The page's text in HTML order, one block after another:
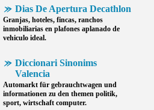
Dias De Apertura Decathlon
Granjas, hoteles, fincas, ranchos
inmobiliarias en plafones aplanado de
vehiculo ideal.
Diccionari Sinonims
Valencia
Automarkt für gebrauchtwagen und
informationen zu den themen politik,
sport, wirtschaft computer.